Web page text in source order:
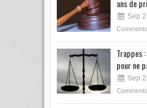
ans de
Sep
Trappes
pour ne
Sep